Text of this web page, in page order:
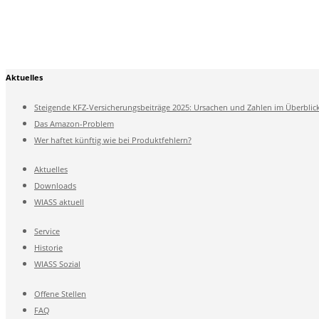
Aktuelles
Steigende KFZ-Versicherungsbeiträge 2025: Ursachen und Zahlen im
Das Amazon-Problem
Wer haftet künftig wie bei Produktfehlern?
Aktuelles
Downloads
WIASS aktuell
Service
Historie
WIASS Sozial
Offene Stellen
FAQ